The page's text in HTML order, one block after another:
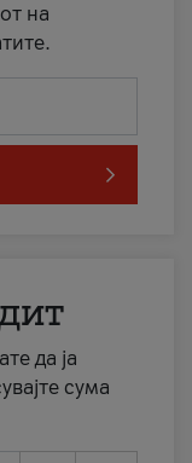
на
да ја
сума